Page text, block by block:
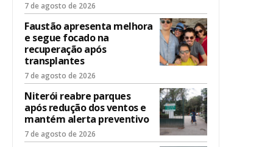
7 de agosto de 2026
Faustão apresenta melhora
e segue focado na
recuperação após
transplantes
7 de agosto de 2026
Niterói reabre parques
após redução dos ventos e
mantém alerta preventivo
7 de agosto de 2026